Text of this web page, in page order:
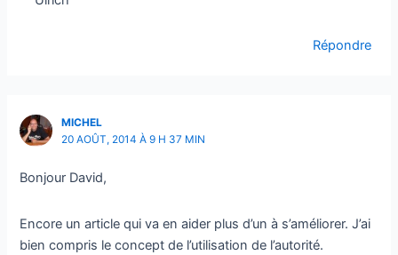
Répondre
MICHEL
20 AOÛT, 2014 À 9 H 37 MIN
Bonjour David,
Encore un article qui va en aider plus d’un à s’améliorer. J’ai
bien compris le concept de l’utilisation de l’autorité.